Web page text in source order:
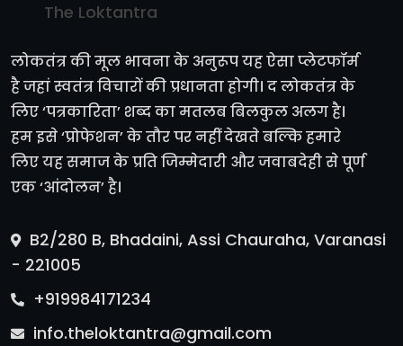
The Loktantra
लोकतंत्र की मूल भावना के अनुरूप यह ऐसा प्लेटफॉर्म
है जहां स्वतंत्र विचारों की प्रधानता होगी। द लोकतंत्र के
लिए ‘पत्रकारिता’ शब्द का मतलब बिलकुल अलग है।
हम इसे ‘प्रोफेशन’ के तौर पर नहीं देखते बल्कि हमारे
लिए यह समाज के प्रति जिम्मेदारी और जवाबदेही से पूर्ण
एक ‘आंदोलन’ है।
B2/280 B, Bhadaini, Assi Chauraha, Varanasi
- 221005
+919984171234
info.theloktantra@gmail.com